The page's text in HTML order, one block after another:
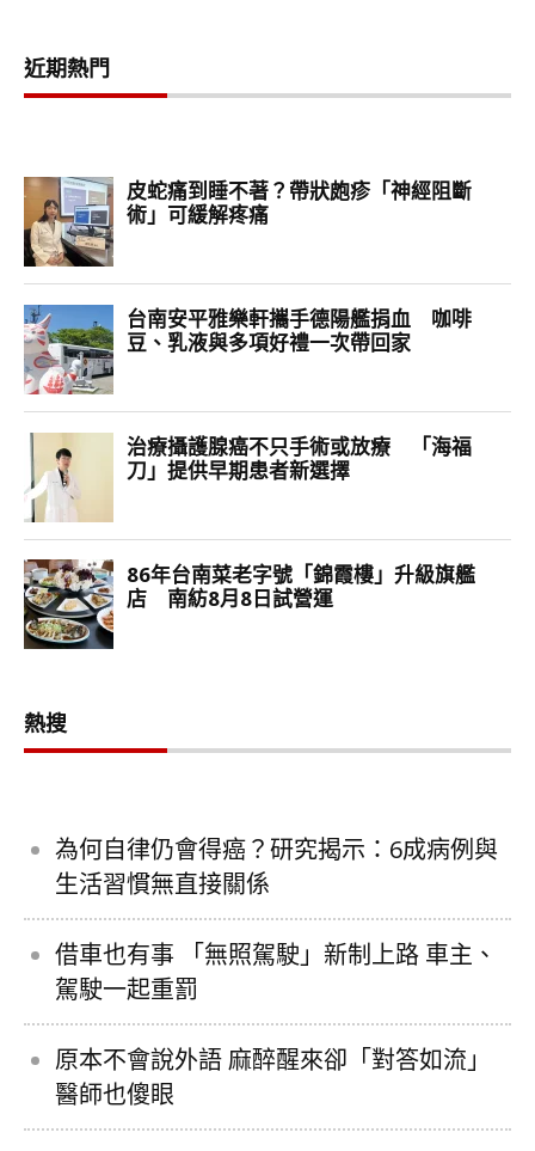
近期熱門
熱搜
為何自律仍會得癌？研究揭示：6成病例與
生活習慣無直接關係
借車也有事 「無照駕駛」新制上路 車主、
駕駛一起重罰
原本不會說外語 麻醉醒來卻「對答如流」
醫師也傻眼